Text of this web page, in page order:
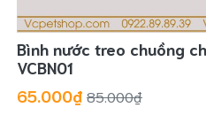
Bình nước treo chuồng
VCBN01
65.000₫ 85.000₫